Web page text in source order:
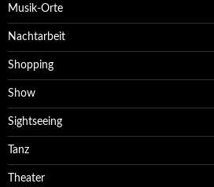
Musik-Orte
Nachtarbeit
Shopping
Show
Sightseeing
Tanz
Theater